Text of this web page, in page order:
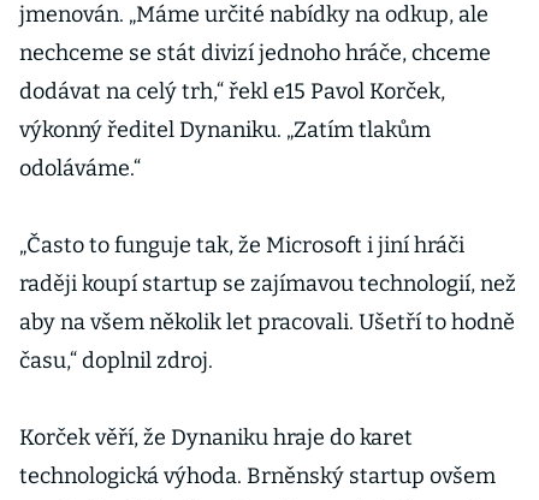
jmenován. „Máme určité nabídky na odkup, ale
nechceme se stát divizí jednoho hráče, chceme
dodávat na celý trh,“ řekl e15 Pavol Korček,
výkonný ředitel Dynaniku. „Zatím tlakům
odoláváme.“
„Často to funguje tak, že Microsoft i jiní hráči
raději koupí startup se zajímavou technologií, než
aby na všem několik let pracovali. Ušetří to hodně
času,“ doplnil zdroj.
Korček věří, že Dynaniku hraje do karet
technologická výhoda. Brněnský startup ovšem